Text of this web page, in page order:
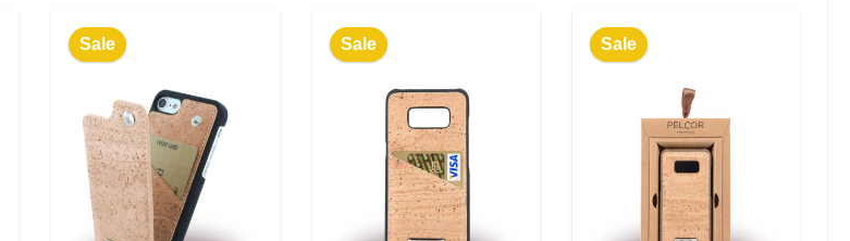
Sale Sale Sale